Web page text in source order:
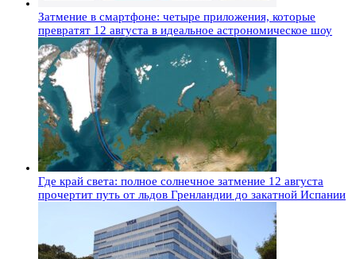
Затмение в смартфоне: четыре приложения, которые
превратят 12 августа в идеальное астрономическое шоу
Где край света: полное солнечное затмение 12 августа
прочертит путь от льдов Гренландии до закатной Испании